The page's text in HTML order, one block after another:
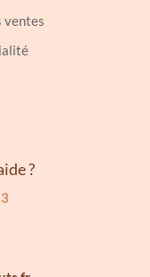
ventes
?